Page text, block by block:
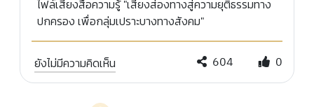
ไฟล์เสียงสื่อความรู้ "เสียงส่องทางสู่ความยุติธรรมทาง
ปกครอง เพื่อกลุ่มเปราะบางทางสังคม"
ยังไม่มีความคิดเห็น 604 0